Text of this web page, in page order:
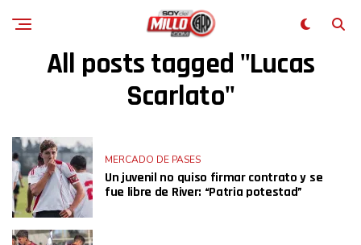
All posts tagged "Lucas
Scarlato"
MERCADO DE PASES
Un juvenil no quiso firmar contrato y se
fue libre de River: “Patria potestad”